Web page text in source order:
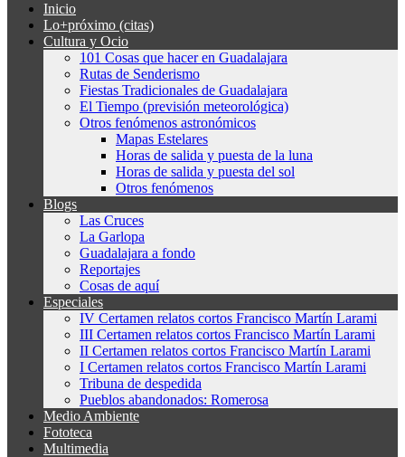
Inicio
Lo+próximo (citas)
Cultura y Ocio
101 Cosas que hacer en Guadalajara
Rutas de Senderismo
Fiestas Tradicionales de Guadalajara
El Tiempo (previsión meteorológica)
Otros fenómenos astronómicos
Mapas Estelares
Horas de salida y puesta de la luna
Horas de salida y puesta del sol
Otros fenómenos
Blogs
Las Cruces
La Garlopa
Guadalajara a fondo
Reportajes
Cosas de aquí
Especiales
IV Certamen relatos cortos Francisco Martín Larami
III Certamen relatos cortos Francisco Martín Larami
II Certamen relatos cortos Francisco Martín Larami
I Certamen relatos cortos Francisco Martín Larami
Tribuna de despedida
Pueblos abandonados: Romerosa
Medio Ambiente
Fototeca
Multimedia